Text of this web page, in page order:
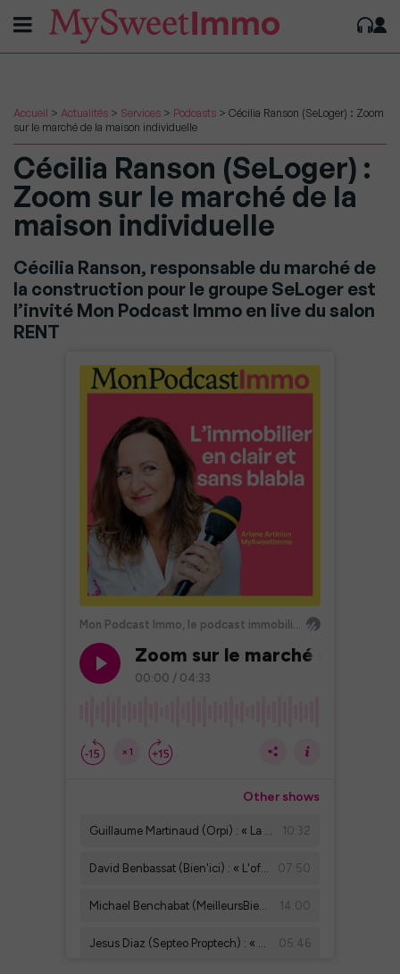
Accueil > Actualités > Services > Podcasts > Cécilia Ranson (SeLoger) : Zoom
sur le marché de la maison individuelle
Cécilia Ranson (SeLoger) :
Zoom sur le marché de la
maison individuelle
Cécilia Ranson, responsable du marché de
la construction pour le groupe SeLoger est
l’invité Mon Podcast Immo en live du salon
RENT